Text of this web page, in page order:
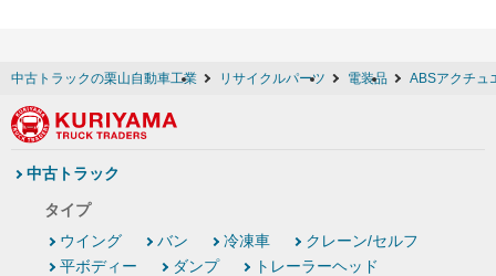
中古トラックの栗山自動車工業 リサイクルパーツ 電装品 ABSアクチュ
中古トラック
タイプ
ウイング
バン 冷凍車
クレーン/セルフ
平ボディー
ダンプ
トレーラーヘッド